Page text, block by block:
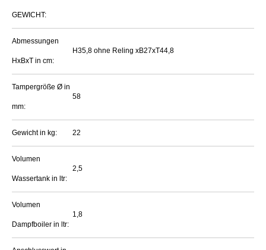
GEWICHT:
Abmessungen
HxBxT in cm:
H35,8 ohne Reling xB27xT44,8
Tampergröße Ø in
mm:
58
Gewicht in kg: 22
Volumen
Wassertank in ltr:
2,5
Volumen
Dampfboiler in ltr:
1,8